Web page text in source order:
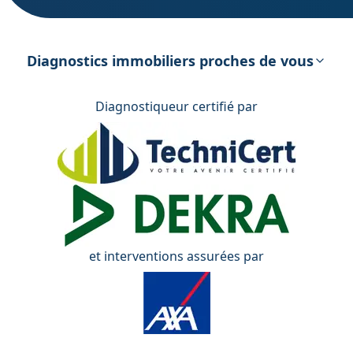
énergétique
Diagnostics immobiliers proches de vous
Diagnostiqueur certifié par
et interventions assurées par